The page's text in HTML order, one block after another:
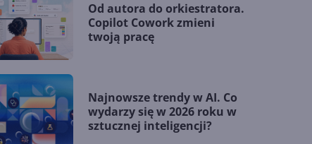
Od autora do orkiestratora.
Copilot Cowork zmieni
twoją pracę
Najnowsze trendy w AI. Co
wydarzy się w 2026 roku w
sztucznej inteligencji?